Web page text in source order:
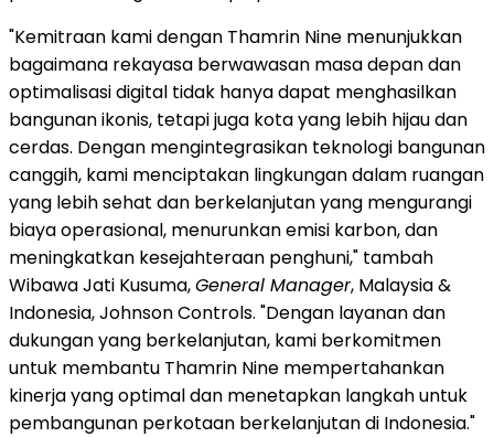
"Kemitraan kami dengan Thamrin Nine menunjukkan
bagaimana rekayasa berwawasan masa depan dan
optimalisasi digital tidak hanya dapat menghasilkan
bangunan ikonis, tetapi juga kota yang lebih hijau dan
cerdas. Dengan mengintegrasikan teknologi bangunan
canggih, kami menciptakan lingkungan dalam ruangan
yang lebih sehat dan berkelanjutan yang mengurangi
biaya operasional, menurunkan emisi karbon, dan
meningkatkan kesejahteraan penghuni," tambah
Wibawa Jati Kusuma,General Manager, Malaysia&
Indonesia, Johnson Controls. "Dengan layanan dan
dukungan yang berkelanjutan, kami berkomitmen
untuk membantu Thamrin Nine mempertahankan
kinerja yang optimal dan menetapkan langkah untuk
pembangunan perkotaan berkelanjutan di Indonesia."